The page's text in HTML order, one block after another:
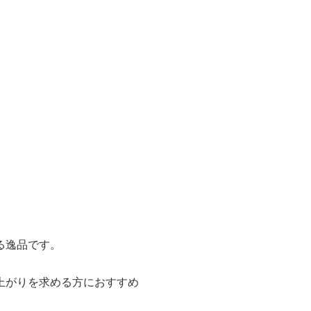
品です。
りを求める方におすすめ